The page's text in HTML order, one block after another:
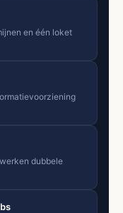
en één loket
dubbele